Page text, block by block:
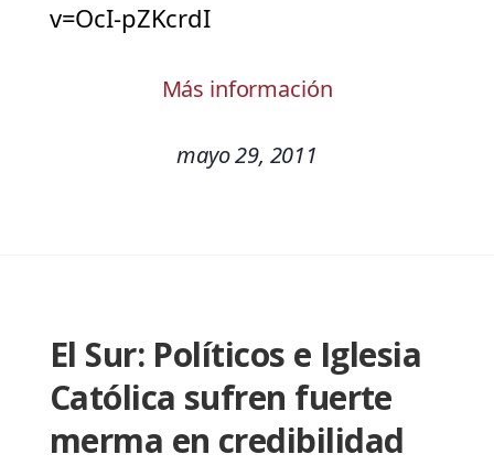
v=OcI-pZKcrdI
Más información
mayo 29, 2011
El Sur: Políticos e Iglesia
Católica sufren fuerte
merma en credibilidad